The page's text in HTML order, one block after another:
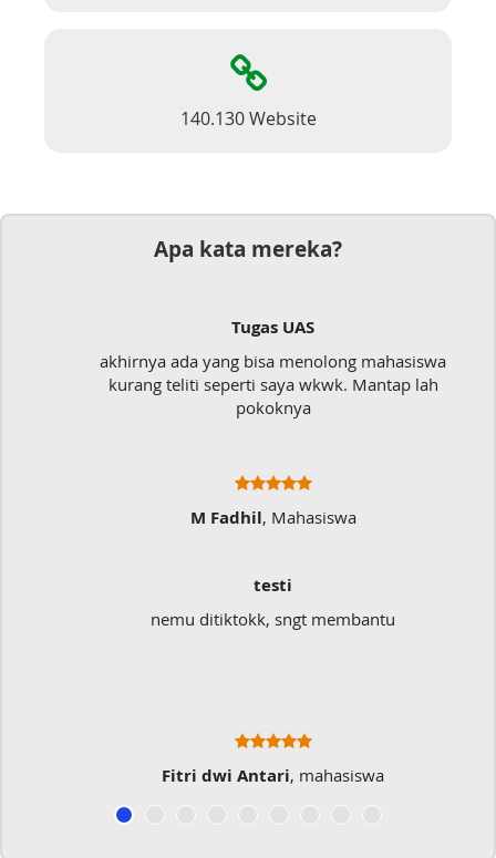
140.130 Website
Apa kata mereka?
Tugas UAS
akhirnya ada yang bisa menolong mahasiswa
kurang teliti seperti saya wkwk. Mantap lah
pokoknya
M Fadhil, Mahasiswa
testi
nemu ditiktokk, sngt membantu
Fitri dwi Antari, mahasiswa